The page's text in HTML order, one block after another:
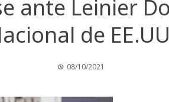
ante Leinier
de
08/10/2021